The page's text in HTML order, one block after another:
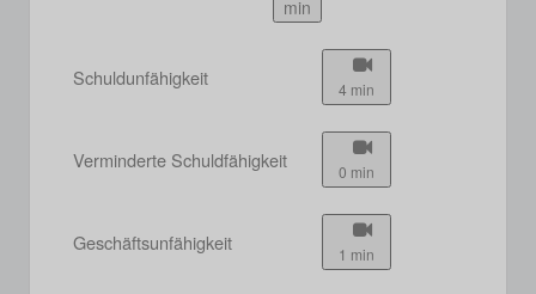
min
Schuldunfähigkeit 4 min
Verminderte Schuldfähigkeit 0 min
Geschäftsunfähigkeit 1 min